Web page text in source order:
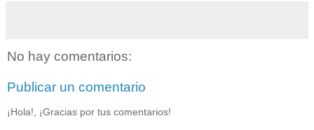
No hay comentarios:
Publicar un comentario
¡Hola!, ¡Gracias por tus comentarios!